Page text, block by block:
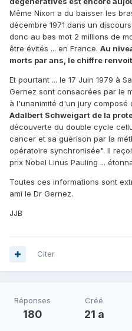
Même Nixon a du baisser les
décembre 1971 dans un
donc au bas mot 2 millions de
être évités ... en France. Au
morts par ans, le chiffre
Et pourtant ... le 17 Juin 1979 à
Gernez sont consacrées par le
à l'unanimité d'un jury composé
Adalbert Schweigart de la
découverte du double cycle
cancer et sa guérison par la
opératoire synchronisée". Il
prix Nobel Linus Pauling ...
Toutes ces informations sont
ami le Dr Gernez.
JJB
Citer
Réponses
180
Créé
21 a